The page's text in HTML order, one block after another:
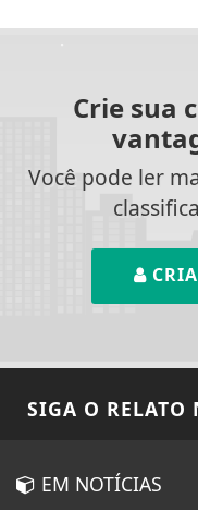
Crie sua
Você pode ler
SIGA O RELATO
EM NOTÍCIAS